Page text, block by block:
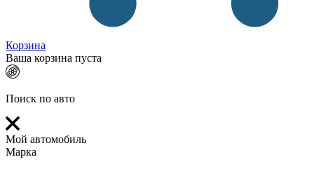
Корзина
Ваша корзина пуста
Поиск по авто
Мой автомобиль
Марка